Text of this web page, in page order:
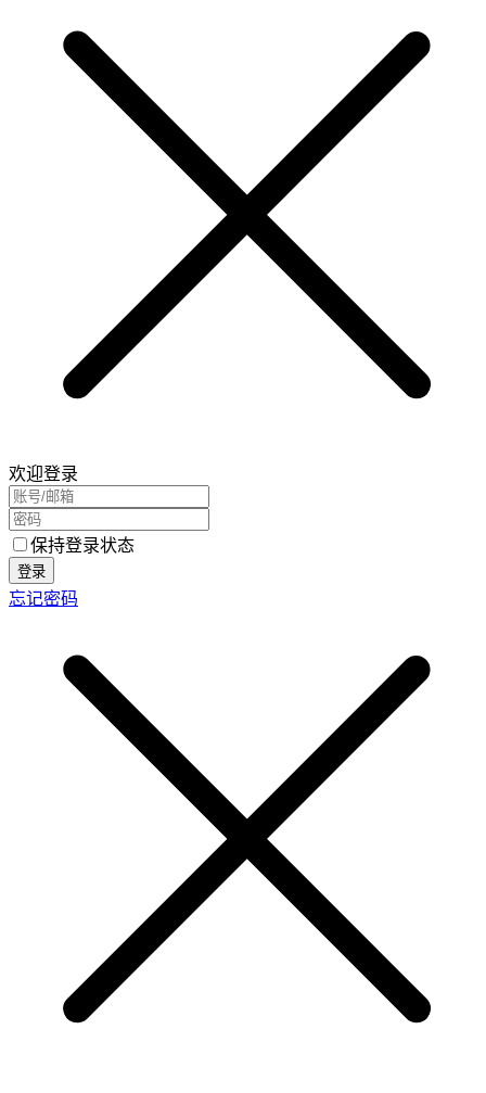
欢迎登录
保持登录状态
登录
忘记密码